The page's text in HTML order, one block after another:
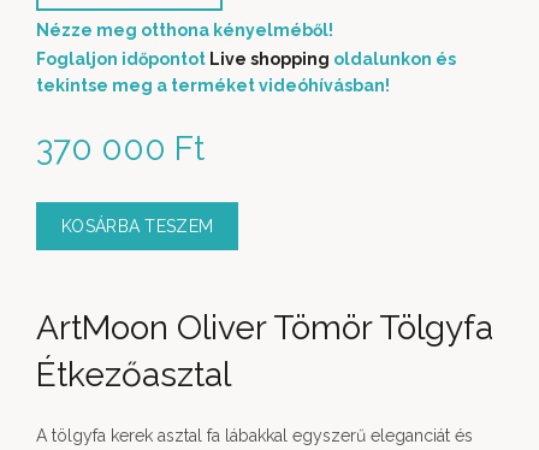
370 000 Ft
Nézze meg otthona kényelméből!
Foglaljon időpontot Live shopping oldalunkon és
tekintse meg a terméket videóhívásban!
KOSÁRBA TESZEM
ArtMoon Oliver Tömör Tölgyfa
Étkezőasztal
A tölgyfa kerek asztal fa lábakkal egyszerű eleganciát és